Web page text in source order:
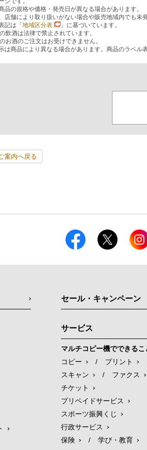
品の規格や価格・発売日が異なる場合があります。
店舗により取り扱いがない場合や販売地域内でも未
記は「 地域区分表
」に基づいています。
飲酒は法律で禁止されています。
お酒のご注文はお受けできません。
は商品により異なる場合があります。商品のラベル
案内へ戻る
セール・キャンペーン
サービス
マルチコピー機でできるこ
コピー
/
プリント
スキャン
/
ファクス
チケット
プリペイドサービス
スポーツ振興くじ
行政サービス
保険
/ 学び・教育